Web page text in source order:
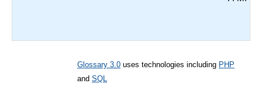
Glossary 3.0 uses technologies including PHP
and SQL